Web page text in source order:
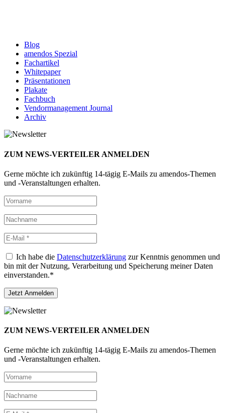
Blog
amendos Spezial
Fachartikel
Whitepaper
Präsentationen
Plakate
Fachbuch
Vendormanagement Journal
Archiv
ZUM NEWS-VERTEILER ANMELDEN
Gerne möchte ich zukünftig 14-tägig E-Mails zu amendos-Themen
und -Veranstaltungen erhalten.
Ich habe die Datenschutzerklärung zur Kenntnis genommen und
bin mit der Nutzung, Verarbeitung und Speicherung meiner Daten
einverstanden.*
ZUM NEWS-VERTEILER ANMELDEN
Gerne möchte ich zukünftig 14-tägig E-Mails zu amendos-Themen
und -Veranstaltungen erhalten.